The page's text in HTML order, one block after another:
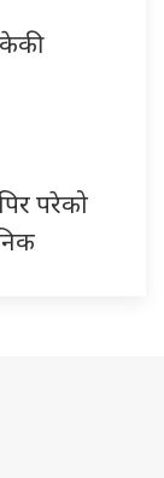
परेको